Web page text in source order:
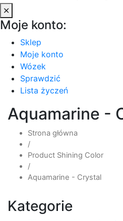
Moje konto:
Sklep
Moje konto
Wózek
Sprawdzić
Lista życzeń
Aquamarine -
Strona główna
/
Product Shining Color
/
Aquamarine - Crystal
Kategorie